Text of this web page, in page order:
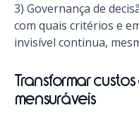
3) Governança de
com quais critérios e
invisível continua,
Transformar
mensuráveis